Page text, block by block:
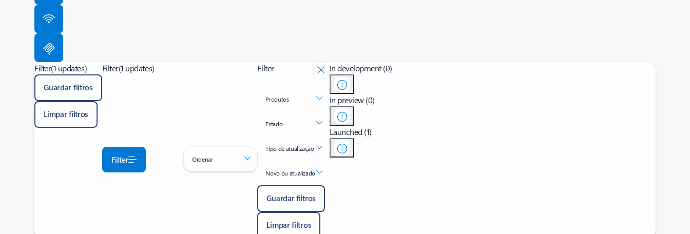
Filter(1 updates)
Guardar filtros
Limpar filtros
Filter(1 updates)
Filter Ordenar
Filter
Produtos
Estado
Tipo de atualização
Novo ou atualizado
Guardar filtros
Limpar filtros
In development (0)
In preview (0)
Launched (1)